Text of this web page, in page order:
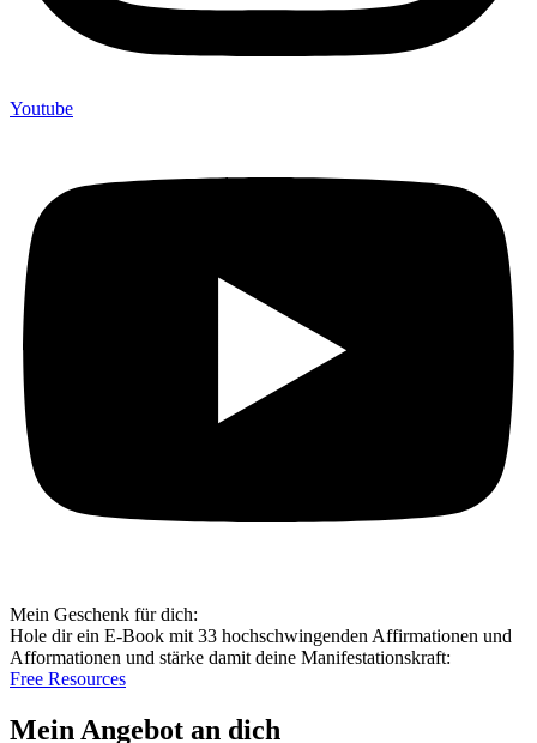
Youtube
Mein Geschenk für dich:
Hole dir ein E-Book mit 33 hochschwingenden Affirmationen und
Afformationen und stärke damit deine Manifestationskraft:
Free Resources
Mein Angebot an dich